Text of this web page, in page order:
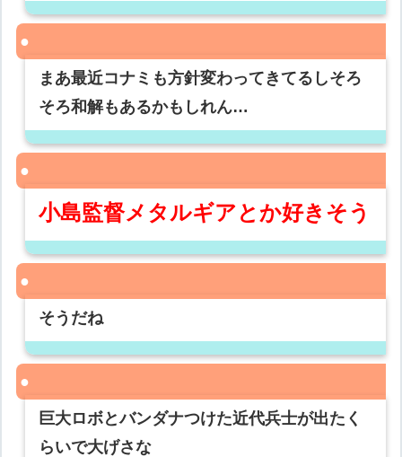
まあ最近コナミも方針変わってきてるしそろ
そろ和解もあるかもしれん…
小島監督メタルギアとか好きそう
そうだね
巨大ロボとバンダナつけた近代兵士が出たく
らいで大げさな